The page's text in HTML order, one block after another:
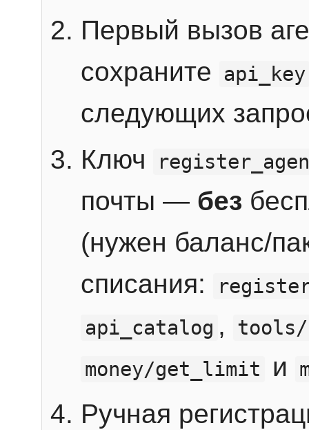
Первый вызов
сохраните
api_key
следующих
Ключ
почты — без
(нужен баланс/
списания:
api_catalog ,
money/get_limit
и
Ручная